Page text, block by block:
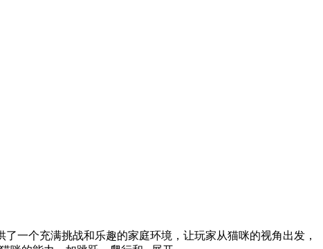
一个充满挑战和乐趣的家庭环境，让玩家从猫咪的视角出发，